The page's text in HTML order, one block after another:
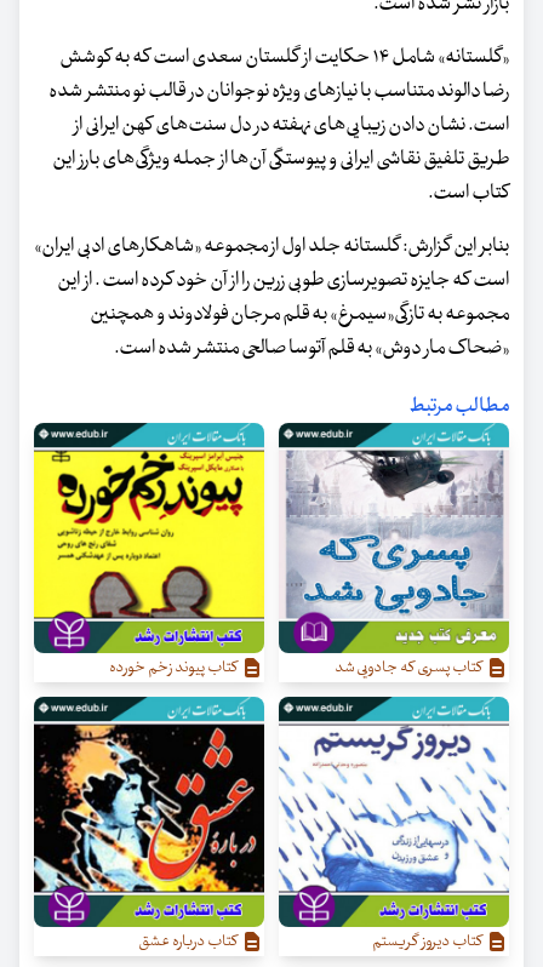
«گلستانه» شامل ۱۴ حکایت از گلستان سعدی است که به کوشش
رضا دالوند متناسب با نیازهای ویژه نوجوانان در قالب نو منتشر شده
است. نشان دادن زیبایی‌های نهفته در دل سنت‌های کهن ایرانی از
طریق تلفیق نقاشی ایرانی و پیوستگی آن‌ها از جمله ویژگی‌های بارز این
کتاب است.
بنابر این گزارش: گلستانه جلد اول از مجموعه «شاهکار‌های ادبی ایران»
است که جایزه تصویرسازی طوبی زرین را از آن خود کرده است . از این
مجموعه به تازگی«سیمرغ» به قلم مرجان فولادوند و همچنین
«ضحاک مار دوش» به قلم آتوسا صالحی منتشر شده است.
مطالب مرتبط
کتاب پسری که جادویی شد کتاب پیوند زخم خورده
کتاب دیروز گریستم کتاب درباره عشق